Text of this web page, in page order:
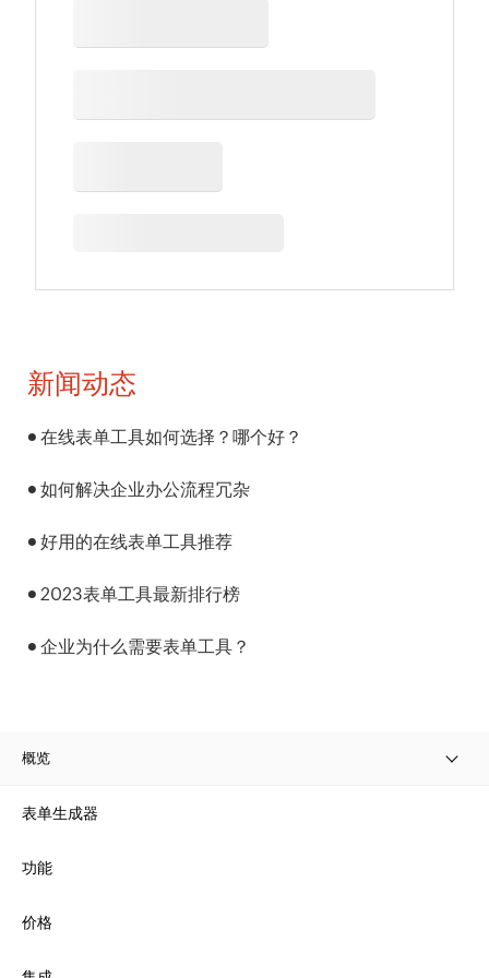
新闻动态
在线表单工具如何选择？哪个好？
如何解决企业办公流程冗杂
好用的在线表单工具推荐
2023表单工具最新排行榜
企业为什么需要表单工具？
概览
表单生成器
功能
价格